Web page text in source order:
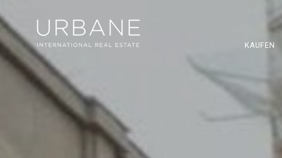
KAUFEN